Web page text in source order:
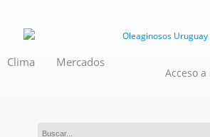
Clima Mercados
Acceso